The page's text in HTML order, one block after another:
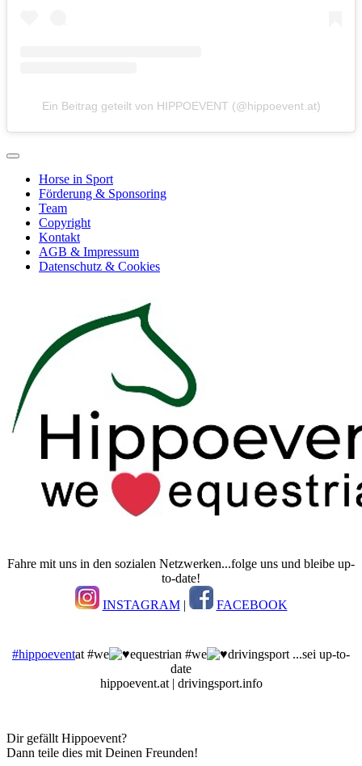
Ein Beitrag geteilt von HIPPOEVENT (@hippoevent.at)
Horse in Sport
Förderung & Sponsoring
Team
Copyright
Kontakt
AGB & Impressum
Datenschutz & Cookies
Fahre mit uns in den sozialen Netzwerken...folge uns und bleibe up-
to-date!
INSTAGRAM| FACEBOOK
#hippoeventat #we equestrian #we
drivingsport ...sei up-to-
date
hippoevent.at | drivingsport.info
Dir gefällt Hippoevent?
Dann teile dies mit Deinen Freunden!